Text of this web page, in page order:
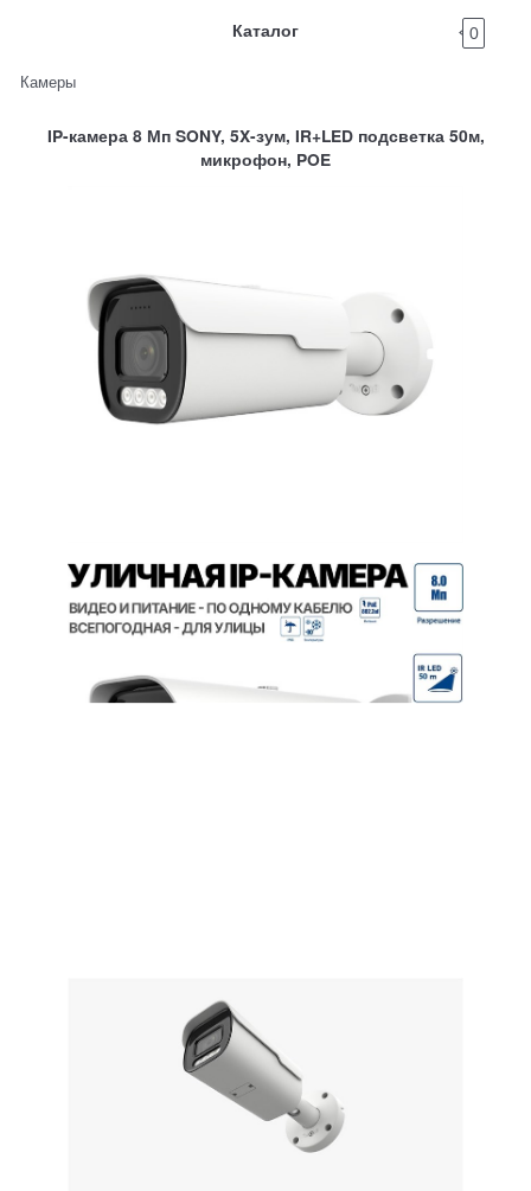
Каталог 0
Камеры
IP-камера 8 Мп SONY, 5X-зум, IR+LED подсветка 50м,
микрофон, POE